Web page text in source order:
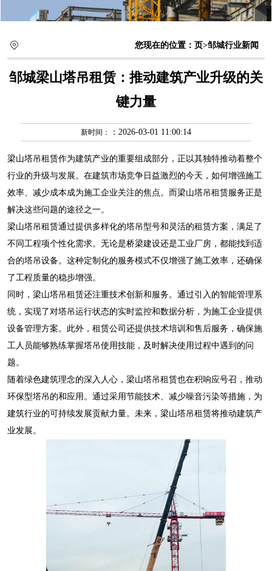
您现在的位置： 页>邹城行业新闻
邹城梁山塔吊租赁：推动建筑产业升级的关
键力量
新时间： ：2026-03-01 11:00:14
梁山塔吊租赁作为建筑产业的重要组成部分，正以其独特推动着整个
行业的升级与发展。在建筑市场竞争日益激烈的今天，如何增强施工
效率、减少成本成为施工企业关注的焦点。而梁山塔吊租赁服务正是
解决这些问题的途径之一。
梁山塔吊租赁通过提供多样化的塔吊型号和灵活的租赁方案，满足了
不同工程项个性化需求。无论是桥梁建设还是工业厂房，都能找到适
合的塔吊设备。这种定制化的服务模式不仅增强了施工效率，还确保
了工程质量的稳步增强。
同时，梁山塔吊租赁还注重技术创新和服务。通过引入的智能管理系
统，实现了对塔吊运行状态的实时监控和数据分析，为施工企业提供
设备管理方案。此外，租赁公司还提供技术培训和售后服务，确保施
工人员能够熟练掌握塔吊使用技能，及时解决使用过程中遇到的问
题。
随着绿色建筑理念的深入人心，梁山塔吊租赁也在积响应号召，推动
环保型塔吊的和应用。通过采用节能技术、减少噪音污染等措施，为
建筑行业的可持续发展贡献力量。未来，梁山塔吊租赁将推动建筑产
业发展。